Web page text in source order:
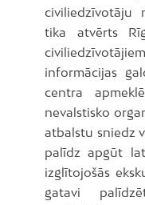
civiliedzīvotāju
tika atvērts
informācijas
centra
nevalstisko
atbalstu sniedz
palīdz apgūt
izglītojošās
gatavi